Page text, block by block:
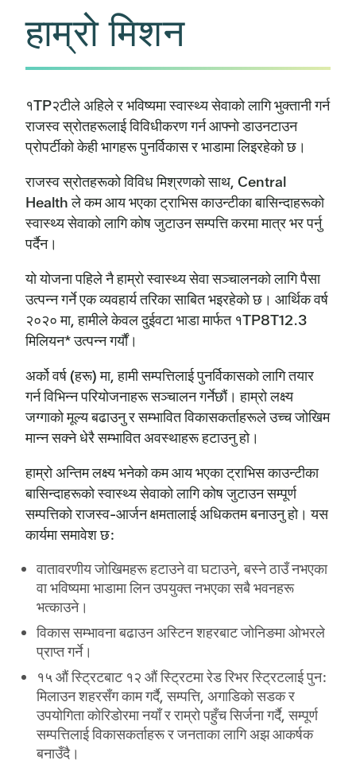
हाम्रो मिशन
१TP२टीले अहिले र भविष्यमा स्वास्थ्य सेवाको लागि भुक्तानी गर्न
राजस्व स्रोतहरूलाई विविधीकरण गर्न आफ्नो डाउनटाउन
प्रोपर्टीको केही भागहरू पुनर्विकास र भाडामा लिइरहेको छ।
राजस्व स्रोतहरूको विविध मिश्रणको साथ, Central
Health ले कम आय भएका ट्राभिस काउन्टीका बासिन्दाहरूको
स्वास्थ्य सेवाको लागि कोष जुटाउन सम्पत्ति करमा मात्र भर पर्नु
पर्दैन।
यो योजना पहिले नै हाम्रो स्वास्थ्य सेवा सञ्चालनको लागि पैसा
उत्पन्न गर्ने एक व्यवहार्य तरिका साबित भइरहेको छ। आर्थिक वर्ष
२०२० मा, हामीले केवल दुईवटा भाडा मार्फत १TP8T12.3
मिलियन* उत्पन्न गर्यौं।
अर्को वर्ष (हरू) मा, हामी सम्पत्तिलाई पुनर्विकासको लागि तयार
गर्न विभिन्न परियोजनाहरू सञ्चालन गर्नेछौं। हाम्रो लक्ष्य
जग्गाको मूल्य बढाउनु र सम्भावित विकासकर्ताहरूले उच्च जोखिम
मान्न सक्ने धेरै सम्भावित अवस्थाहरू हटाउनु हो।
हाम्रो अन्तिम लक्ष्य भनेको कम आय भएका ट्राभिस काउन्टीका
बासिन्दाहरूको स्वास्थ्य सेवाको लागि कोष जुटाउन सम्पूर्ण
सम्पत्तिको राजस्व-आर्जन क्षमतालाई अधिकतम बनाउनु हो। यस
कार्यमा समावेश छ:
वातावरणीय जोखिमहरू हटाउने वा घटाउने, बस्ने ठाउँ नभएका
वा भविष्यमा भाडामा लिन उपयुक्त नभएका सबै भवनहरू
भत्काउने।
विकास सम्भावना बढाउन अस्टिन शहरबाट जोनिङमा ओभरले
प्राप्त गर्ने।
१५ औं स्ट्रिटबाट १२ औं स्ट्रिटमा रेड रिभर स्ट्रिटलाई पुन:
मिलाउन शहरसँग काम गर्दै, सम्पत्ति, अगाडिको सडक र
उपयोगिता कोरिडोरमा नयाँ र राम्रो पहुँच सिर्जना गर्दै, सम्पूर्ण
सम्पत्तिलाई विकासकर्ताहरू र जनताका लागि अझ आकर्षक
बनाउँदै।